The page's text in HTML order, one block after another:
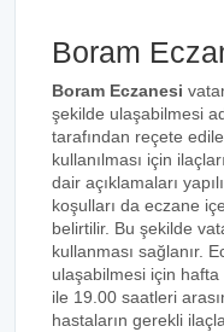
Boram
Boram Eczanesi
şekilde ulaşabilmesi
tarafından reçete
kullanılması için
dair açıklamaları
koşulları da eczane
belirtilir. Bu şekilde
kullanması sağlanır.
ulaşabilmesi için
ile 19.00 saatleri
hastaların gerekli